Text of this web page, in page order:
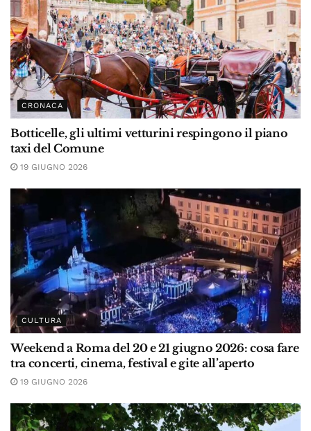
CRONACA
Botticelle, gli ultimi vetturini respingono il piano
taxi del Comune
19 GIUGNO 2026
CULTURA
Weekend a Roma del 20 e 21 giugno 2026: cosa fare
tra concerti, cinema, festival e gite all’aperto
19 GIUGNO 2026